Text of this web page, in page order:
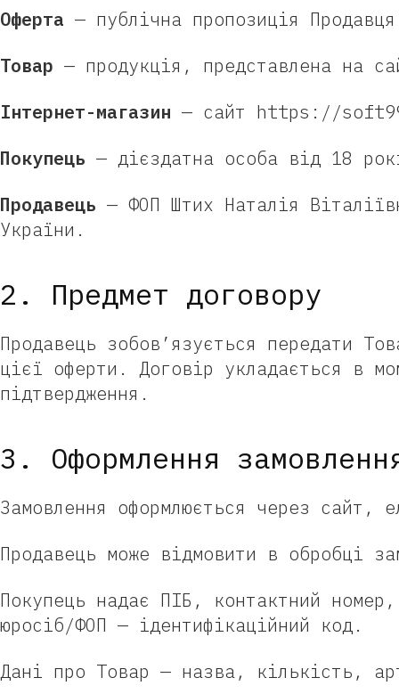
Оферта — публічна пропозиція
Товар — продукція, представлена на
Інтернет-магазин — сайт https://
Покупець — дієздатна особа від 18
Продавець — ФОП Штих Наталія
України.
2. Предмет договору
Продавець зобов’язується передати
цієї оферти. Договір укладається в
підтвердження.
3. Оформлення
Замовлення оформлюється через сайт,
Продавець може відмовити в обробці
Покупець надає ПІБ, контактний
юросіб/ФОП — ідентифікаційний код.
Дані про Товар — назва, кількість,